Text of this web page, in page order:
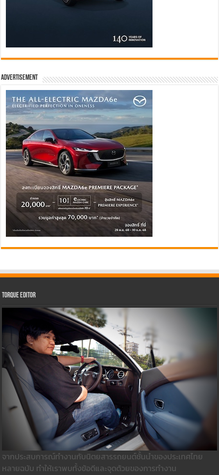
Advertisement
Torque Editor
จากประสบการณ์ทำงานกับนิตยสารรถยนต์ชั้นนำของประเทศไทย
หลายฉบับ ทำให้เราพบทั้งข้อดีและจุดด้วยของการทำงาน